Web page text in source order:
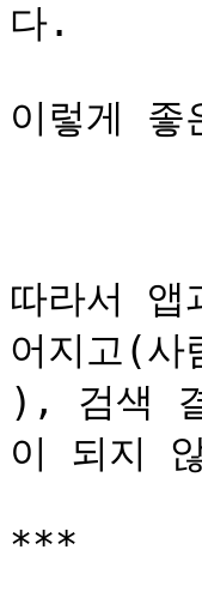
다.
이렇게
따라서
어지고(
), 검색
이 되지
***